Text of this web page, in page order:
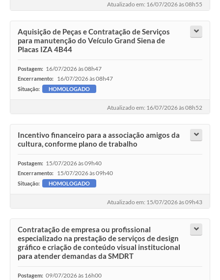
Atualizado em: 16/07/2026 às 08h55
Aquisição de Peças e Contratação de Serviços
para manutenção do Veículo Grand Siena de
Placas IZA 4B44
Postagem: 16/07/2026 às 08h47
Encerramento: 16/07/2026 às 08h47
Situação: HOMOLOGADO
Atualizado em: 16/07/2026 às 08h52
Incentivo financeiro para a associação amigos da
cultura, conforme plano de trabalho
Postagem: 15/07/2026 às 09h40
Encerramento: 15/07/2026 às 09h40
Situação: HOMOLOGADO
Atualizado em: 15/07/2026 às 09h43
Contratação de empresa ou profissional
especializado na prestação de serviços de design
gráfico e criação de conteúdo visual institucional
para atender demandas da SMDRT
Postagem: 09/07/2026 às 16h00